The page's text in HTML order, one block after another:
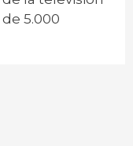
5.000